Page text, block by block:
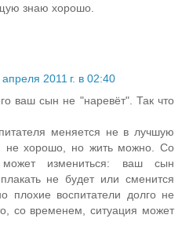
знаю хорошо.
апреля 2011 г. в 02:40
ваш сын не "наревёт". Так что
меняется не в лучшую
не хорошо, но жить можно. Со
может измениться: ваш сын
не будет или сменится
плохие воспитатели долго не
со временем, ситуация может